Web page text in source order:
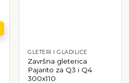
GLETERI I GLADILICE
Završna gleterica
Pajarito za Q3 i Q4
300x110